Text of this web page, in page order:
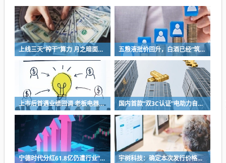
上线三天“榨干”算力 月之暗面被Kimi K3“逼”着IPO 五粮液批价回升，白酒已经“筑底”？
上市后首遇业绩回调 老板电器将完成代际交棒 少帅掌舵闯存量周期 国内首款“双3C认证”电助力自行车上市，京东京造率先完成全链路安全认证
宁德时代分红61.8亿仍遭行业“去宁德化” 曾毓群的“尊重考题”该怎么答？ 宇树科技：确定本次发行价格为 150.80元/股